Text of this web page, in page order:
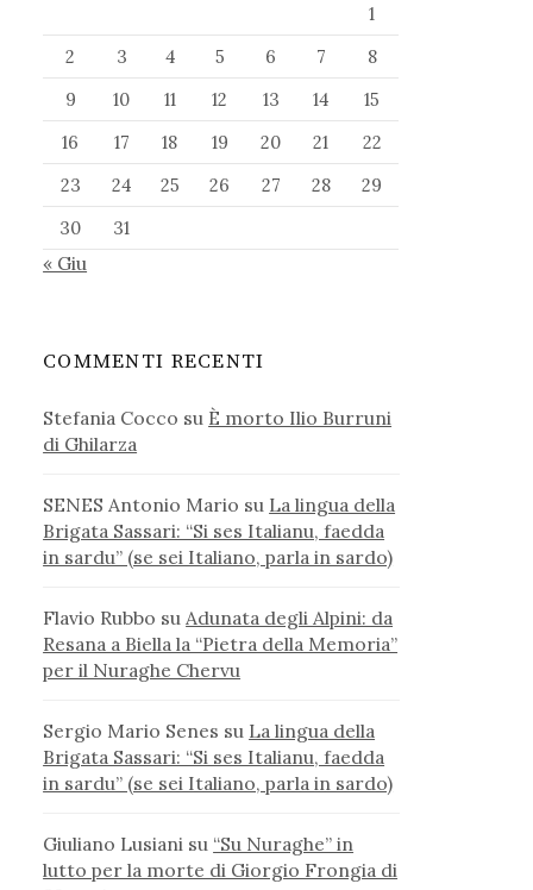
1
2
3 4 5 6 7
8
9
10 11 12 13 14
15
16
17 18 19 20 21
22
23
24 25 26 27 28
29
30
31
« Giu
COMMENTI RECENTI
Stefania Cocco su È morto Ilio Burruni
di Ghilarza
SENES Antonio Mario su La lingua della
Brigata Sassari: “Si ses Italianu, faedda
in sardu” (se sei Italiano, parla in sardo)
Flavio Rubbo su Adunata degli Alpini: da
Resana a Biella la “Pietra della Memoria”
per il Nuraghe Chervu
Sergio Mario Senes su La lingua della
Brigata Sassari: “Si ses Italianu, faedda
in sardu” (se sei Italiano, parla in sardo)
Giuliano Lusiani su “Su Nuraghe” in
lutto per la morte di Giorgio Frongia di